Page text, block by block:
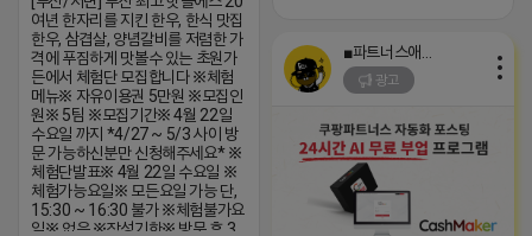
과비용은 본인부담입니다.
여년 한자리를 지킨 한우, 한식 맛집
한우, 삼겹살, 양념갈비를 저렴한 가
격에 푸짐하게 맛볼수 있는 초원가
든에서 체험단 모집합니다 ※체험
메뉴※ 자유이용권 5만원 ※모집인
원※ 5팀 ※모집기간※ 4월 22일
수요일 까지 *4/27 ~ 5/3 사이 방
문 가능하신분만 신청해주세요* ※
체험단발표※ 4월 22일 수요일 ※
체험가능요일※ 모든요일 가능 단,
15:30 ~ 16:30 불가 ※체험불가요
일※ 없음 ※작성기한※ 방문 후 3
광고